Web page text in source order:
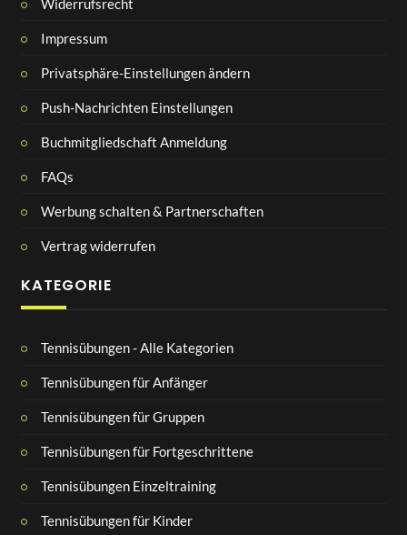
Widerrufsrecht
Impressum
Privatsphäre-Einstellungen ändern
Push-Nachrichten Einstellungen
Buchmitgliedschaft Anmeldung
FAQs
Werbung schalten & Partnerschaften
Vertrag widerrufen
KATEGORIE
Tennisübungen - Alle Kategorien
Tennisübungen für Anfänger
Tennisübungen für Gruppen
Tennisübungen für Fortgeschrittene
Tennisübungen Einzeltraining
Tennisübungen für Kinder